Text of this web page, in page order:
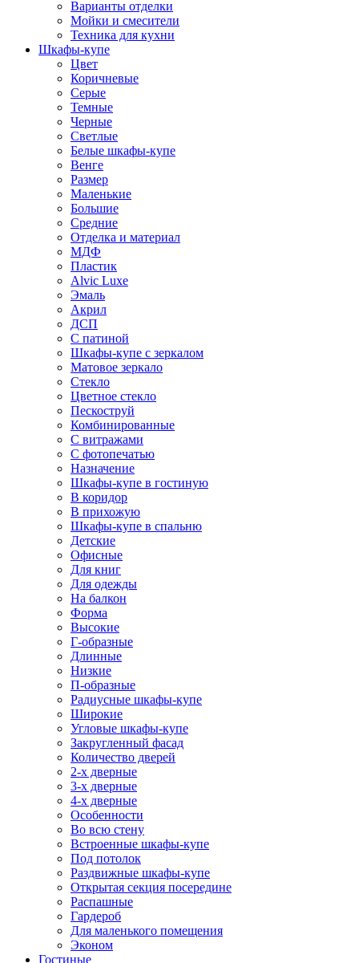
Варианты отделки
Мойки и смесители
Техника для кухни
Шкафы-купе
Цвет
Коричневые
Серые
Темные
Черные
Светлые
Белые шкафы-купе
Венге
Размер
Маленькие
Большие
Средние
Отделка и материал
МДФ
Пластик
Alvic Luxe
Эмаль
Акрил
ДСП
С патиной
Шкафы-купе с зеркалом
Матовое зеркало
Стекло
Цветное стекло
Пескоструй
Комбинированные
С витражами
С фотопечатью
Назначение
Шкафы-купе в гостиную
В коридор
В прихожую
Шкафы-купе в спальню
Детские
Офисные
Для книг
Для одежды
На балкон
Форма
Высокие
Г-образные
Длинные
Низкие
П-образные
Радиусные шкафы-купе
Широкие
Угловые шкафы-купе
Закругленный фасад
Количество дверей
2-х дверные
3-х дверные
4-х дверные
Особенности
Во всю стену
Встроенные шкафы-купе
Под потолок
Раздвижные шкафы-купе
Открытая секция посередине
Распашные
Гардероб
Для маленького помещения
Эконом
Гостиные